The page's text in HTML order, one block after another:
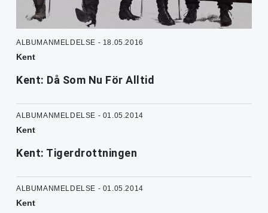
ALBUMANMELDELSE - 18.05.2016
Kent
Kent: Då Som Nu För Alltid
ALBUMANMELDELSE - 01.05.2014
Kent
Kent: Tigerdrottningen
ALBUMANMELDELSE - 01.05.2014
Kent